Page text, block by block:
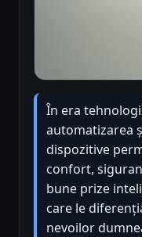
În era
automatizarea
dispozitive
confort,
bune prize
care le
nevoilor